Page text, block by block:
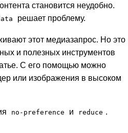
становится неудобно.
решает проблему.
этот медиазапрос. Но это
и полезных инструментов
С его помощью можно
или изображения в высоком
no-preference и reduce .